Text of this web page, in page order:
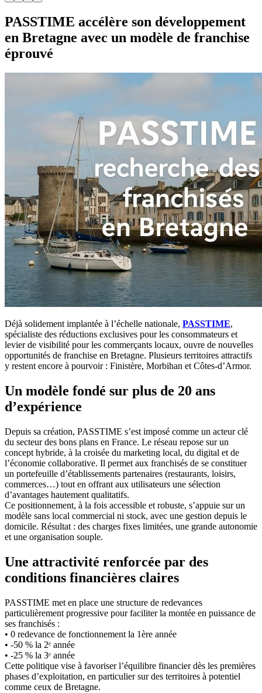
PASSTIME accélère son développement
en Bretagne avec un modèle de franchise
éprouvé
Déjà solidement implantée à l’échelle nationale, PASSTIME,
spécialiste des réductions exclusives pour les consommateurs et
levier de visibilité pour les commerçants locaux, ouvre de nouvelles
opportunités de franchise en Bretagne. Plusieurs territoires attractifs
y restent encore à pourvoir : Finistère, Morbihan et Côtes-d’Armor.
Un modèle fondé sur plus de 20 ans
d’expérience
Depuis sa création, PASSTIME s’est imposé comme un acteur clé
du secteur des bons plans en France. Le réseau repose sur un
concept hybride, à la croisée du marketing local, du digital et de
l’économie collaborative. Il permet aux franchisés de se constituer
un portefeuille d’établissements partenaires (restaurants, loisirs,
commerces…) tout en offrant aux utilisateurs une sélection
d’avantages hautement qualitatifs.
Ce positionnement, à la fois accessible et robuste, s’appuie sur un
modèle sans local commercial ni stock, avec une gestion depuis le
domicile. Résultat : des charges fixes limitées, une grande autonomie
et une organisation souple.
Une attractivité renforcée par des
conditions financières claires
PASSTIME met en place une structure de redevances
particulièrement progressive pour faciliter la montée en puissance de
ses franchisés :
• 0 redevance de fonctionnement la 1ère année
• -50 % la 2ᵉ année
• -25 % la 3ᵉ année
Cette politique vise à favoriser l’équilibre financier dès les premières
phases d’exploitation, en particulier sur des territoires à potentiel
comme ceux de Bretagne.